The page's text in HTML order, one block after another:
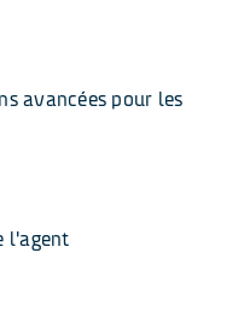
avancées pour les
l'agent